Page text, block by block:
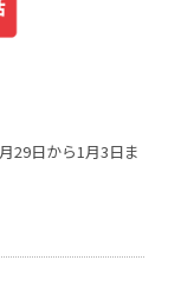
29日から1月3日ま